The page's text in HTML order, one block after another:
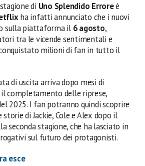
di Uno Splendido Erroreè
ha infatti annunciato che i nuovi
sulla piattaforma il 6 agosto,
tra le vicende sentimentali e
milioni di fan in tutto il
di uscita arriva dopo mesi di
il completamento delle riprese,
2025. I fan potranno quindi scoprire
di Jackie, Cole e Alex dopo il
seconda stagione, che ha lasciato in
sul futuro dei protagonisti.
esce